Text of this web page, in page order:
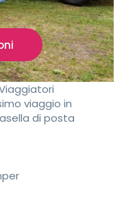
viaggio in
di posta